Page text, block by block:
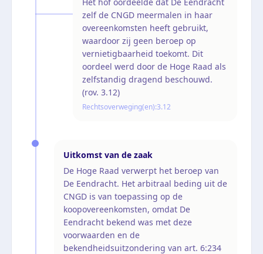
zelf de CNGD meermalen in haar
overeenkomsten heeft gebruikt,
waardoor zij geen beroep op
vernietigbaarheid toekomt. Dit
oordeel werd door de Hoge Raad als
zelfstandig dragend beschouwd.
(rov. 3.12)
Rechtsoverweging(en):3.12
Uitkomst van de zaak
De Hoge Raad verwerpt het beroep van
De Eendracht. Het arbitraal beding uit de
CNGD is van toepassing op de
koopovereenkomsten, omdat De
Eendracht bekend was met deze
voorwaarden en de
bekendheidsuitzondering van art. 6:234